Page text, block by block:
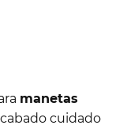
manetas
cuidado